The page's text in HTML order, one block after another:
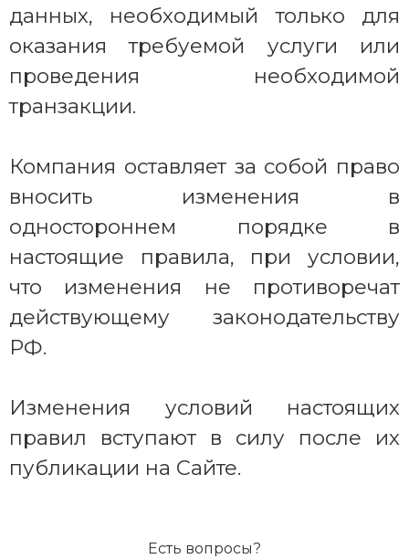
данных, необходимый только для
оказания требуемой услуги или
проведения необходимой
транзакции.
Компания оставляет за собой право
вносить изменения в
одностороннем порядке в
настоящие правила, при условии,
что изменения не противоречат
действующему законодательству
РФ.
Изменения условий настоящих
правил вступают в силу после их
публикации на Сайте.
Есть вопросы?